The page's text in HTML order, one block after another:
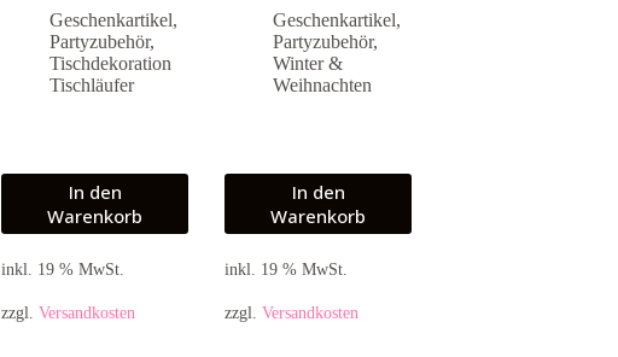
Geschenkartikel,
Partyzubehör,
Tischdekoration
Tischläufer
In den
Warenkorb
inkl. 19 % MwSt.
zzgl. Versandkosten
Geschenkartikel,
Partyzubehör,
Winter &
Weihnachten
In den
Warenkorb
inkl. 19 % MwSt.
zzgl. Versandkosten